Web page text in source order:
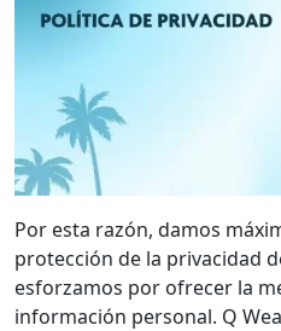
Por esta razón, damos
protección de la privacidad
esforzamos por ofrecer la
información personal. Q